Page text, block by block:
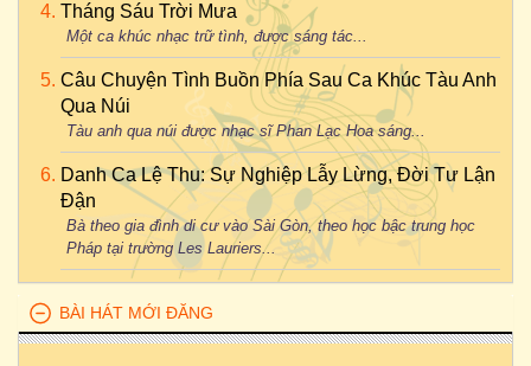
Tháng Sáu Trời Mưa
Một ca khúc nhạc trữ tình, được sáng tác...
Câu Chuyện Tình Buồn Phía Sau Ca Khúc Tàu Anh
Qua Núi
Tàu anh qua núi được nhạc sĩ Phan Lạc Hoa sáng...
Danh Ca Lệ Thu: Sự Nghiệp Lẫy Lừng, Đời Tư Lận
Đận
Bà theo gia đình di cư vào Sài Gòn, theo học bậc trung học
Pháp tại trường Les Lauriers...
BÀI HÁT MỚI ĐĂNG